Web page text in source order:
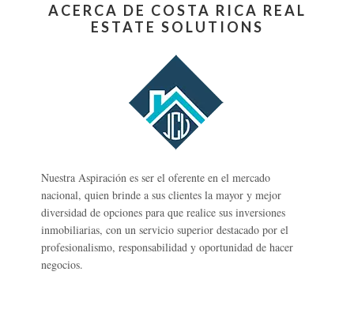
ACERCA DE COSTA RICA REAL
ESTATE SOLUTIONS
Nuestra Aspiración es ser el oferente en el mercado
nacional, quien brinde a sus clientes la mayor y mejor
diversidad de opciones para que realice sus inversiones
inmobiliarias, con un servicio superior destacado por el
profesionalismo, responsabilidad y oportunidad de hacer
negocios.